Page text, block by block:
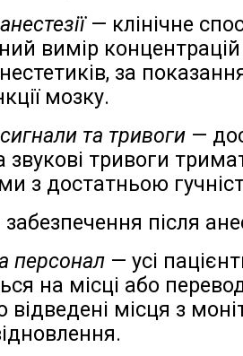
— клінічне
вимір концентрацій
за
мозку.
та тривоги —
звукові тривоги
з достатньою
після
персонал — усі
на місці або
відведені місця з